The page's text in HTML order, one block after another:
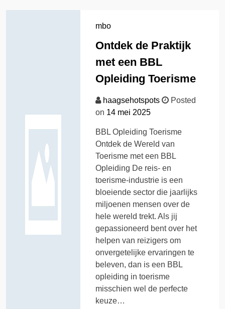
mbo
Ontdek de Praktijk
met een BBL
Opleiding Toerisme
haagsehotspots
Posted
on 14 mei 2025
BBL Opleiding Toerisme
Ontdek de Wereld van
Toerisme met een BBL
Opleiding De reis- en
toerisme-industrie is een
bloeiende sector die jaarlijks
miljoenen mensen over de
hele wereld trekt. Als jij
gepassioneerd bent over het
helpen van reizigers om
onvergetelijke ervaringen te
beleven, dan is een BBL
opleiding in toerisme
misschien wel de perfecte
keuze…